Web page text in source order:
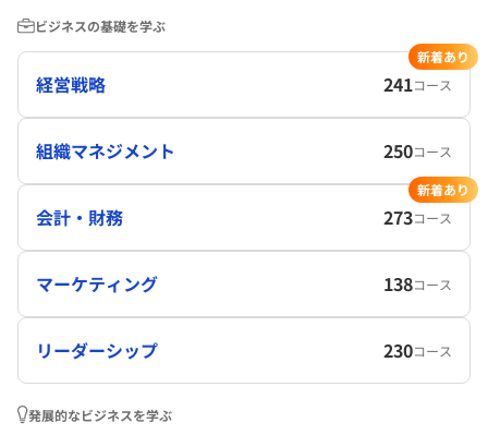
ビジネスの基礎を学ぶ
経営戦略 241コース
新着あり
組織マネジメント 250コース
会計・財務 273コース
新着あり
マーケティング 138コース
リーダーシップ 230コース
発展的なビジネスを学ぶ